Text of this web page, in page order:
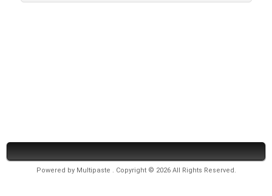
Powered by Multipaste . Copyright © 2026 All Rights Reserved.